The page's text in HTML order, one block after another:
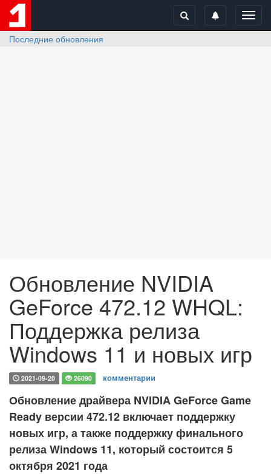
Последние обновления
Обновление NVIDIA
GeForce 472.12 WHQL:
Поддержка релиза
Windows 11 и новых игр
2021-09-20 26090 комментарии
Обновление драйвера NVIDIA GeForce Game
Ready версии 472.12 включает поддержку
новых игр, а также поддержку финального
релиза Windows 11, который состоится 5
октября 2021 года